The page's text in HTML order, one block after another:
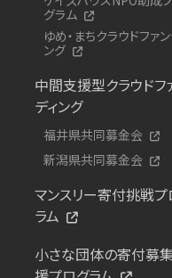
グラム
ゆめ・まちクラウドファ
ング
中間支援型クラウドフ
ディング
福井県共同募金会
新潟県共同募金会
マンスリー寄付挑戦プ
ラム
小さな団体の寄付募